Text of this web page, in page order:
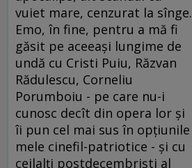
vuiet mare, cenzurat la sînge.
Emo, în fine, pentru a mă fi
găsit pe aceeaşi lungime de
undă cu Cristi Puiu, Răzvan
Rădulescu, Corneliu
Porumboiu - pe care nu-i
cunosc decît din opera lor şi
îi pun cel mai sus în opţiunile
mele cinefil-patriotice - şi cu
ceilalţi postdecembrişti al